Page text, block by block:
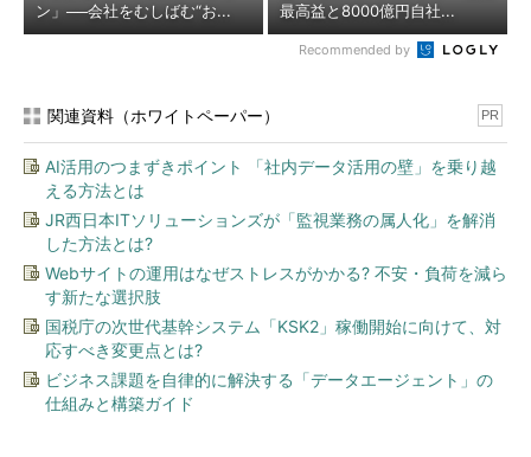
ン」──会社をむしばむ“お...
最高益と8000億円自社...
Recommended by
関連資料（ホワイトペーパー） PR
AI活用のつまずきポイント 「社内データ活用の壁」を乗り越
える方法とは
JR西日本ITソリューションズが「監視業務の属人化」を解消
した方法とは?
Webサイトの運用はなぜストレスがかかる? 不安・負荷を減ら
す新たな選択肢
国税庁の次世代基幹システム「KSK2」稼働開始に向けて、対
応すべき変更点とは?
ビジネス課題を自律的に解決する「データエージェント」の
仕組みと構築ガイド